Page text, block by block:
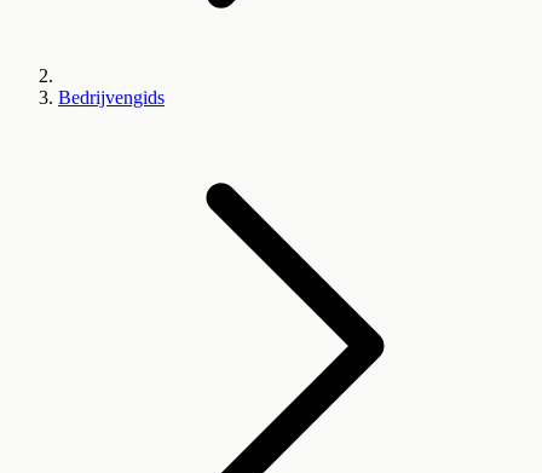
Bedrijvengids